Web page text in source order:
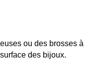
ou des brosses à
des bijoux.